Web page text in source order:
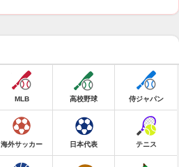
MLB 高校野球 侍ジャパン
海外サッカー 日本代表 テニス